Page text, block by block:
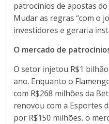
patrocínios de apostas
Mudar as regras “com o
investidores e geraria
O mercado de
O setor injetou R$1
ano. Enquanto o
com R$268 milhões da
renovou com a Esportes
por R$150 milhões, o